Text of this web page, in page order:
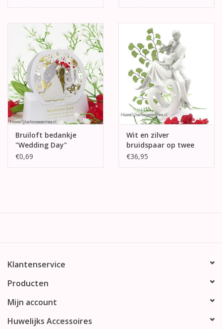
Bruiloft bedankje
"Wedding Day"
€0,69
Wit en zilver
bruidspaar op twee
harten taarttopper
€36,95
Klantenservice
Producten
Mijn account
Huwelijks Accessoires